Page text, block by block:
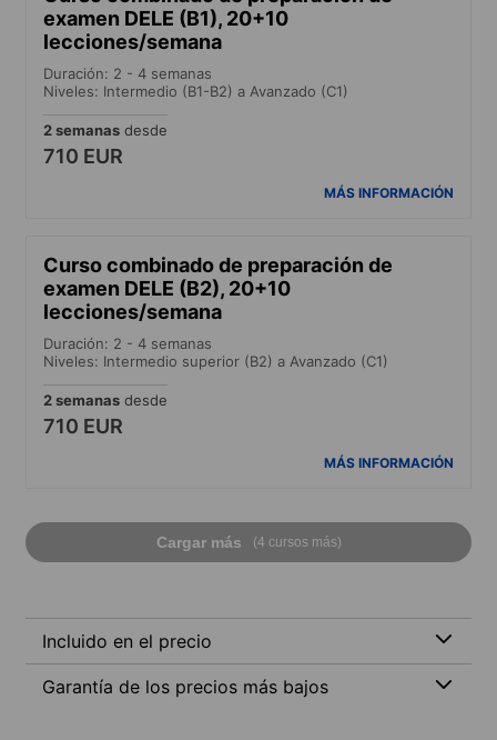
examen DELE (B1), 20+10
lecciones/semana
Duración: 2 - 4 semanas
Niveles: Intermedio (B1-B2) a Avanzado (C1)
2 semanas desde
710 EUR
MÁS INFORMACIÓN
Curso combinado de preparación de
examen DELE (B2), 20+10
lecciones/semana
Duración: 2 - 4 semanas
Niveles: Intermedio superior (B2) a Avanzado (C1)
2 semanas desde
710 EUR
MÁS INFORMACIÓN
Cargar más (4 cursos más)
Incluido en el precio
Garantía de los precios más bajos